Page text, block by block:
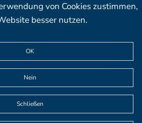
von Cookies zustimmen,
besser nutzen.
OK
Nein
Schließen
Rechtsanwälte Partnerschaft mbB
∙ 80331 München ∙ Deutschland
19-0 ∙ F +49 (0)89 23 23 87 19-9 ∙
obser.de